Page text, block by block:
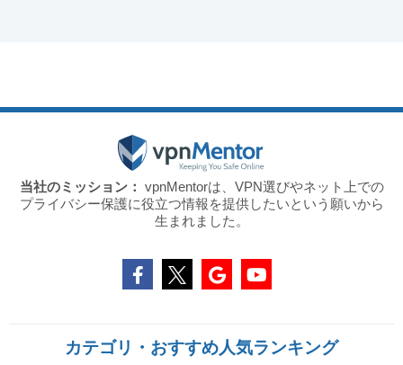
当社のミッション： vpnMentorは、VPN選びやネット上での
プライバシー保護に役立つ情報を提供したいという願いから
生まれました。
カテゴリ・おすすめ人気ランキング